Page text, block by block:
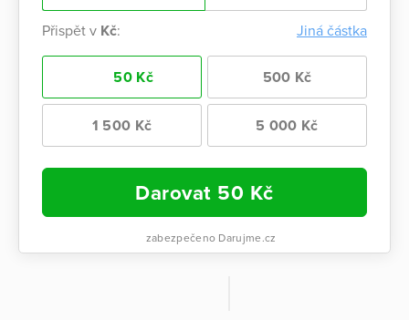
Přispět v Kč: Jiná částka
50 Kč 500 Kč
1 500 Kč 5 000 Kč
Darovat 50 Kč
zabezpečeno Darujme.cz